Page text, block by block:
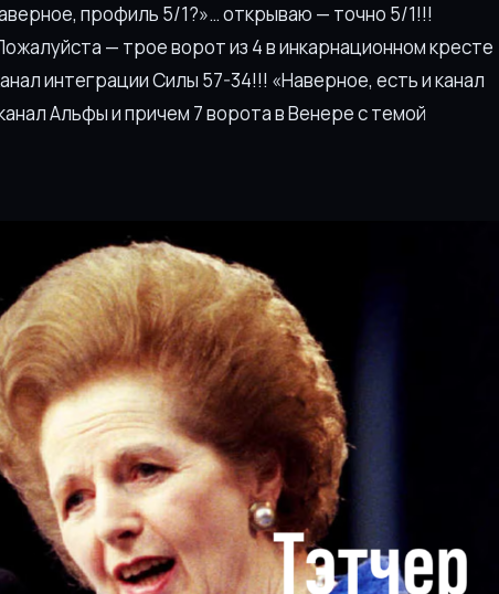
профиль 5/1?»… открываю — точно 5/1!!!
— трое ворот из 4 в инкарнационном кресте
интеграции Силы 57-34!!! «Наверное, есть и канал
Альфы и причем 7 ворота в Венере с темой